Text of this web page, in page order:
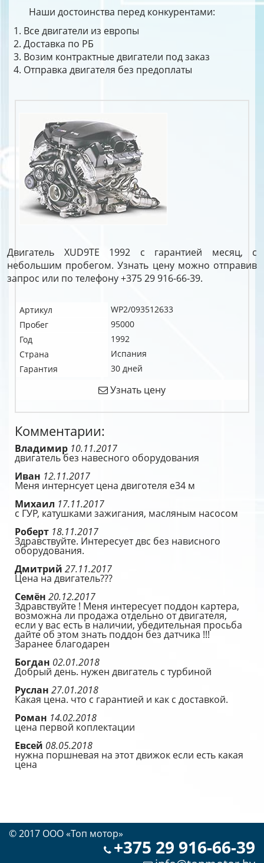
Наши достоинства перед конкурентами:
Все двигатели из европы
Доставка по РБ
Возим контрактные двигатели под заказ
Отправка двигателя без предоплаты
Двигатель XUD9TE 1992 с гарантией месяц, с
небольшим пробегом. Узнать цену можно отправив
запрос или по телефону +375 29 916-66-39.
Артикул
WP2/093512633
Пробег
95000
Год
1992
Страна
Испания
Гарантия
30 дней
Узнать цену
Комментарии:
Владимир 10.11.2017
двигатель без навесного оборудования
Иван 12.11.2017
Меня интернсует цена двиготеля е34 м
Михаил 17.11.2017
с ГУР, катушками зажигания, масляным насосом
Роберт 18.11.2017
Здравствуйте. Интересует двс без нависного
оборудования.
Дмитрий 27.11.2017
Цена на двигатель???
Семён 20.12.2017
Здравствуйте ! Меня интересует поддон картера,
возможна ли продажа отдельно от двигателя,
если у вас есть в наличии, убедительная просьба
дайте об этом знать поддон без датчика !!!
Заранее благодарен
Богдан 02.01.2018
Добрый день. нужен двигатель с турбиной
Руслан 27.01.2018
Какая цена. что с гарантией и как с доставкой.
Роман 14.02.2018
цена первой коплектации
Евсей 08.05.2018
нужна поршневая на этот движок если есть какая
цена
© 2017 OOO «Топ мотор»
+375 29 916-66-39